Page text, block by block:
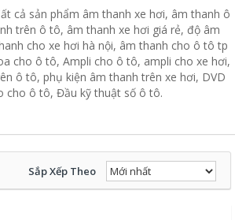
cả sản phẩm âm thanh xe hơi, âm thanh ô
trên ô tô, âm thanh xe hơi giá rẻ, độ âm
cho xe hơi hà nội, âm thanh cho ô tô tp
cho ô tô, Ampli cho ô tô, ampli cho xe hơi,
ô tô, phụ kiện âm thanh trên xe hơi, DVD
cho ô tô, Đầu kỹ thuật số ô tô.
Sắp Xếp Theo